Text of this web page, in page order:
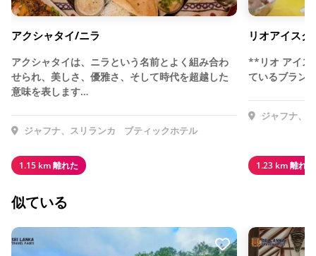
アクシャタイ/ニラ
アクシャタイは、ニラという名前とよく組み合わ
せられ、美しさ、優雅さ、そして時代を超越した
意味を表します…
ジャフナ、スリランカ ブティックホテル
1.15 km 離れた
リオアイスク
**リオ アイス
ているブラン
ジャフナ、
1.23 km 離れた
似ている